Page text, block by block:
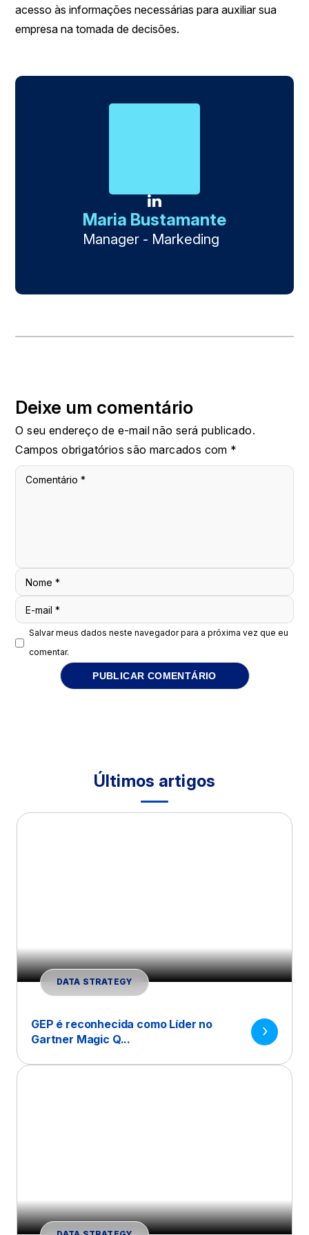
acesso às informações necessárias para auxiliar sua
empresa na tomada de decisões.
Maria Bustamante
Manager - Markeding
Deixe um comentário
O seu endereço de e-mail não será publicado.
Campos obrigatórios são marcados com *
Comentário*
Nome*
E-mail*
Salvar meus dados neste navegador para a próxima vez que eu
comentar.
Últimos artigos
DATA STRATEGY
GEP é reconhecida como Líder no
Gartner Magic Q...